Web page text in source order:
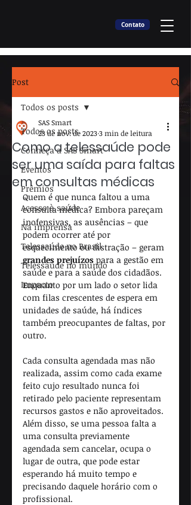
Contato
Post
Todos os posts
Conheça a SAS Smart
Eventos
Prêmios
Acesso à saúde
Na imprensa
Telessaúde no Brasil
Telessaúde no mundo
Impacto
Todos os posts
Como a telessaúde pode
ser uma saída para faltas
em consultas médicas
SAS Smart
23 de nov. de 20233 min de leitura
Quem é que nunca faltou a uma
consulta médica? Embora pareçam
inofensivas, as ausências – que
podem ocorrer até por
esquecimento ou distração – geram
grandes prejuízos para a gestão em
saúde e para a saúde dos cidadãos.
Enquanto por um lado o setor lida
com filas crescentes de espera em
unidades de saúde, há índices
também preocupantes de faltas, por
outro.
Cada consulta agendada mas não
realizada, assim como cada exame
feito cujo resultado nunca foi
retirado pelo paciente representam
recursos gastos e não aproveitados.
Além disso, se uma pessoa falta a
uma consulta previamente
agendada sem cancelar, ocupa o
lugar de outra, que pode estar
esperando há muito tempo e
precisando daquele horário com o
profissional.